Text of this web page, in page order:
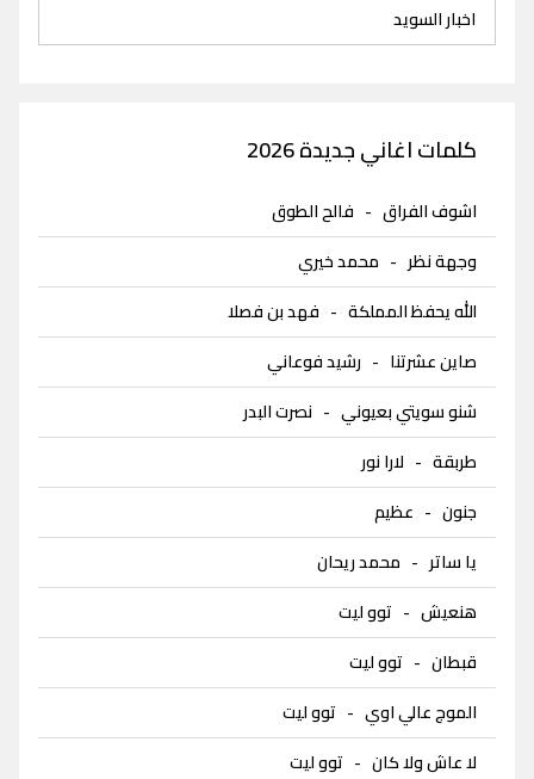
اخبار السويد
كلمات اغاني جديدة 2026
اشوف الفراق - فالح الطوق
وجهة نظر - محمد خيري
الله يحفظ المملكة - فهد بن فصلا
صاين عشرتنا - رشيد فوعاني
شنو سويتي بعيوني - نصرت البدر
طربقة - لارا نور
جنون - عظيم
يا ساتر - محمد ريحان
هنعيش - توو ليت
قبطان - توو ليت
الموج عالي اوي - توو ليت
لا عاش ولا كان - توو ليت